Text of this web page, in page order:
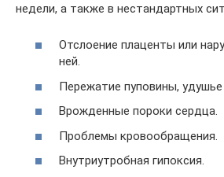
недели, а также в нестандартных
Отслоение плаценты или
ней.
Пережатие пуповины, удушье
Врожденные пороки сердца.
Проблемы кровообращения.
Внутриутробная гипоксия.